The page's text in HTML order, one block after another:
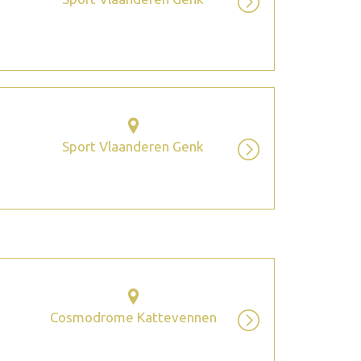
Sport Vlaanderen Genk
Cosmodrome Kattevennen